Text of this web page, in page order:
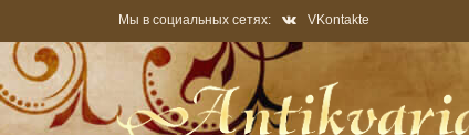
Мы в социальных сетях: VKontakte